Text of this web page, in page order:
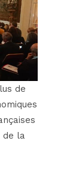
de
de la